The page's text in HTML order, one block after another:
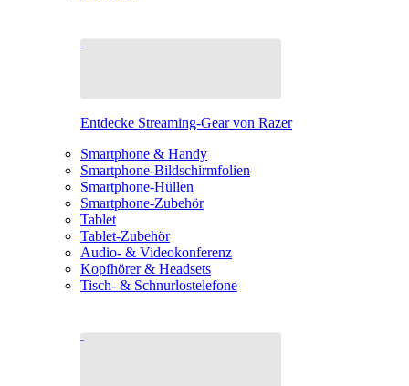
Entdecke Streaming-Gear von Razer
Smartphone & Handy
Smartphone-Bildschirmfolien
Smartphone-Hüllen
Smartphone-Zubehör
Tablet
Tablet-Zubehör
Audio- & Videokonferenz
Kopfhörer & Headsets
Tisch- & Schnurlostelefone